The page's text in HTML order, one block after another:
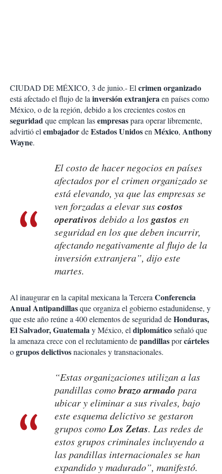
CIUDAD DE MÉXICO, 3 de junio.- El crimen organizado
está afectado el flujo de la inversión extranjeraen países como
México, o de la región, debido a los crecientes costos en
seguridadque emplean lasempresaspara operar libremente,
advirtió el embajadordeEstados Unidosen México, Anthony
Wayne.
El costo de hacer negocios en países
afectados por el crimen organizado se
está elevando, ya que las empresas se
ven forzadas a elevar suscostos
operativos debido a losgastos en
seguridad en los que deben incurrir,
afectando negativamente al flujo de la
inversión extranjera”, dijo este
martes.
Al inaugurar en la capital mexicana la Tercera Conferencia
Anual Antipandillasque organiza el gobierno estadunidense, y
que este año reúne a 400 elementos de seguridad deHonduras,
El Salvador, Guatemalay México, el diplomáticoseñaló que
la amenaza crece con el reclutamiento depandillasporcárteles
ogrupos delictivosnacionales y transnacionales.
“Estas organizaciones utilizan a las
pandillas comobrazo armado para
ubicar y eliminar a sus rivales, bajo
este esquema delictivo se gestaron
grupos comoLos Zetas. Las redes de
estos grupos criminales incluyendo a
las pandillas internacionales se han
expandido y madurado”, manifestó.